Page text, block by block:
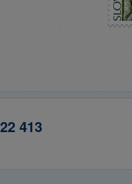
413